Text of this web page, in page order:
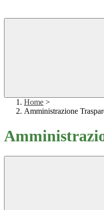
Home >
Amministrazione